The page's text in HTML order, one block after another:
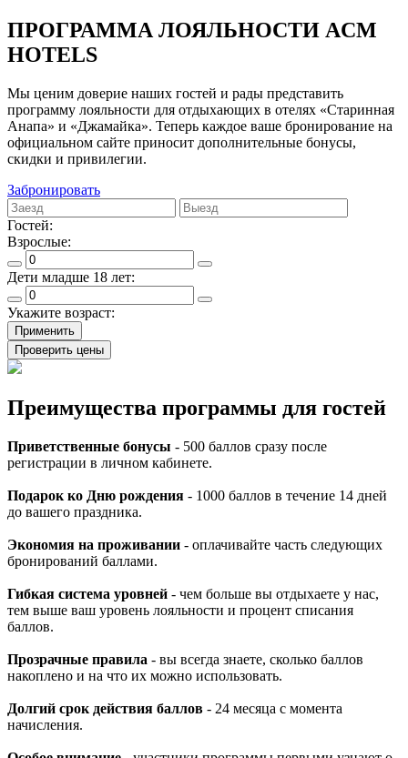
ПРОГРАММА ЛОЯЛЬНОСТИ ACM
HOTELS
Мы ценим доверие наших гостей и рады представить
программу лояльности для отдыхающих в отелях «Старинная
Анапа» и «Джамайка». Теперь каждое ваше бронирование на
официальном сайте приносит дополнительные бонусы,
скидки и привилегии.
Забронировать
Гостей:
Взрослые:
Дети младше 18 лет:
Укажите возраст:
Применить
Проверить цены
Преимущества программы для гостей
Приветственные бонусы - 500 баллов сразу после
регистрации в личном кабинете.
Подарок ко Дню рождения - 1000 баллов в течение 14 дней
до вашего праздника.
Экономия на проживании - оплачивайте часть следующих
бронирований баллами.
Гибкая система уровней - чем больше вы отдыхаете у нас,
тем выше ваш уровень лояльности и процент списания
баллов.
Прозрачные правила - вы всегда знаете, сколько баллов
накоплено и на что их можно использовать.
Долгий срок действия баллов - 24 месяца с момента
начисления.